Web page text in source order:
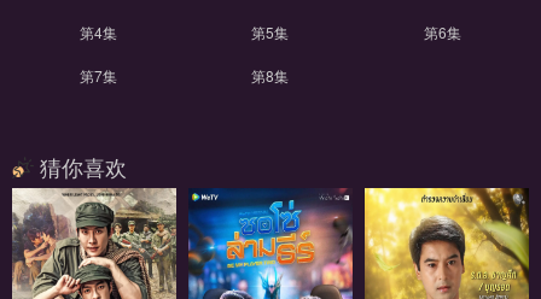
第4集 第5集 第6集
第7集 第8集
猜你喜欢